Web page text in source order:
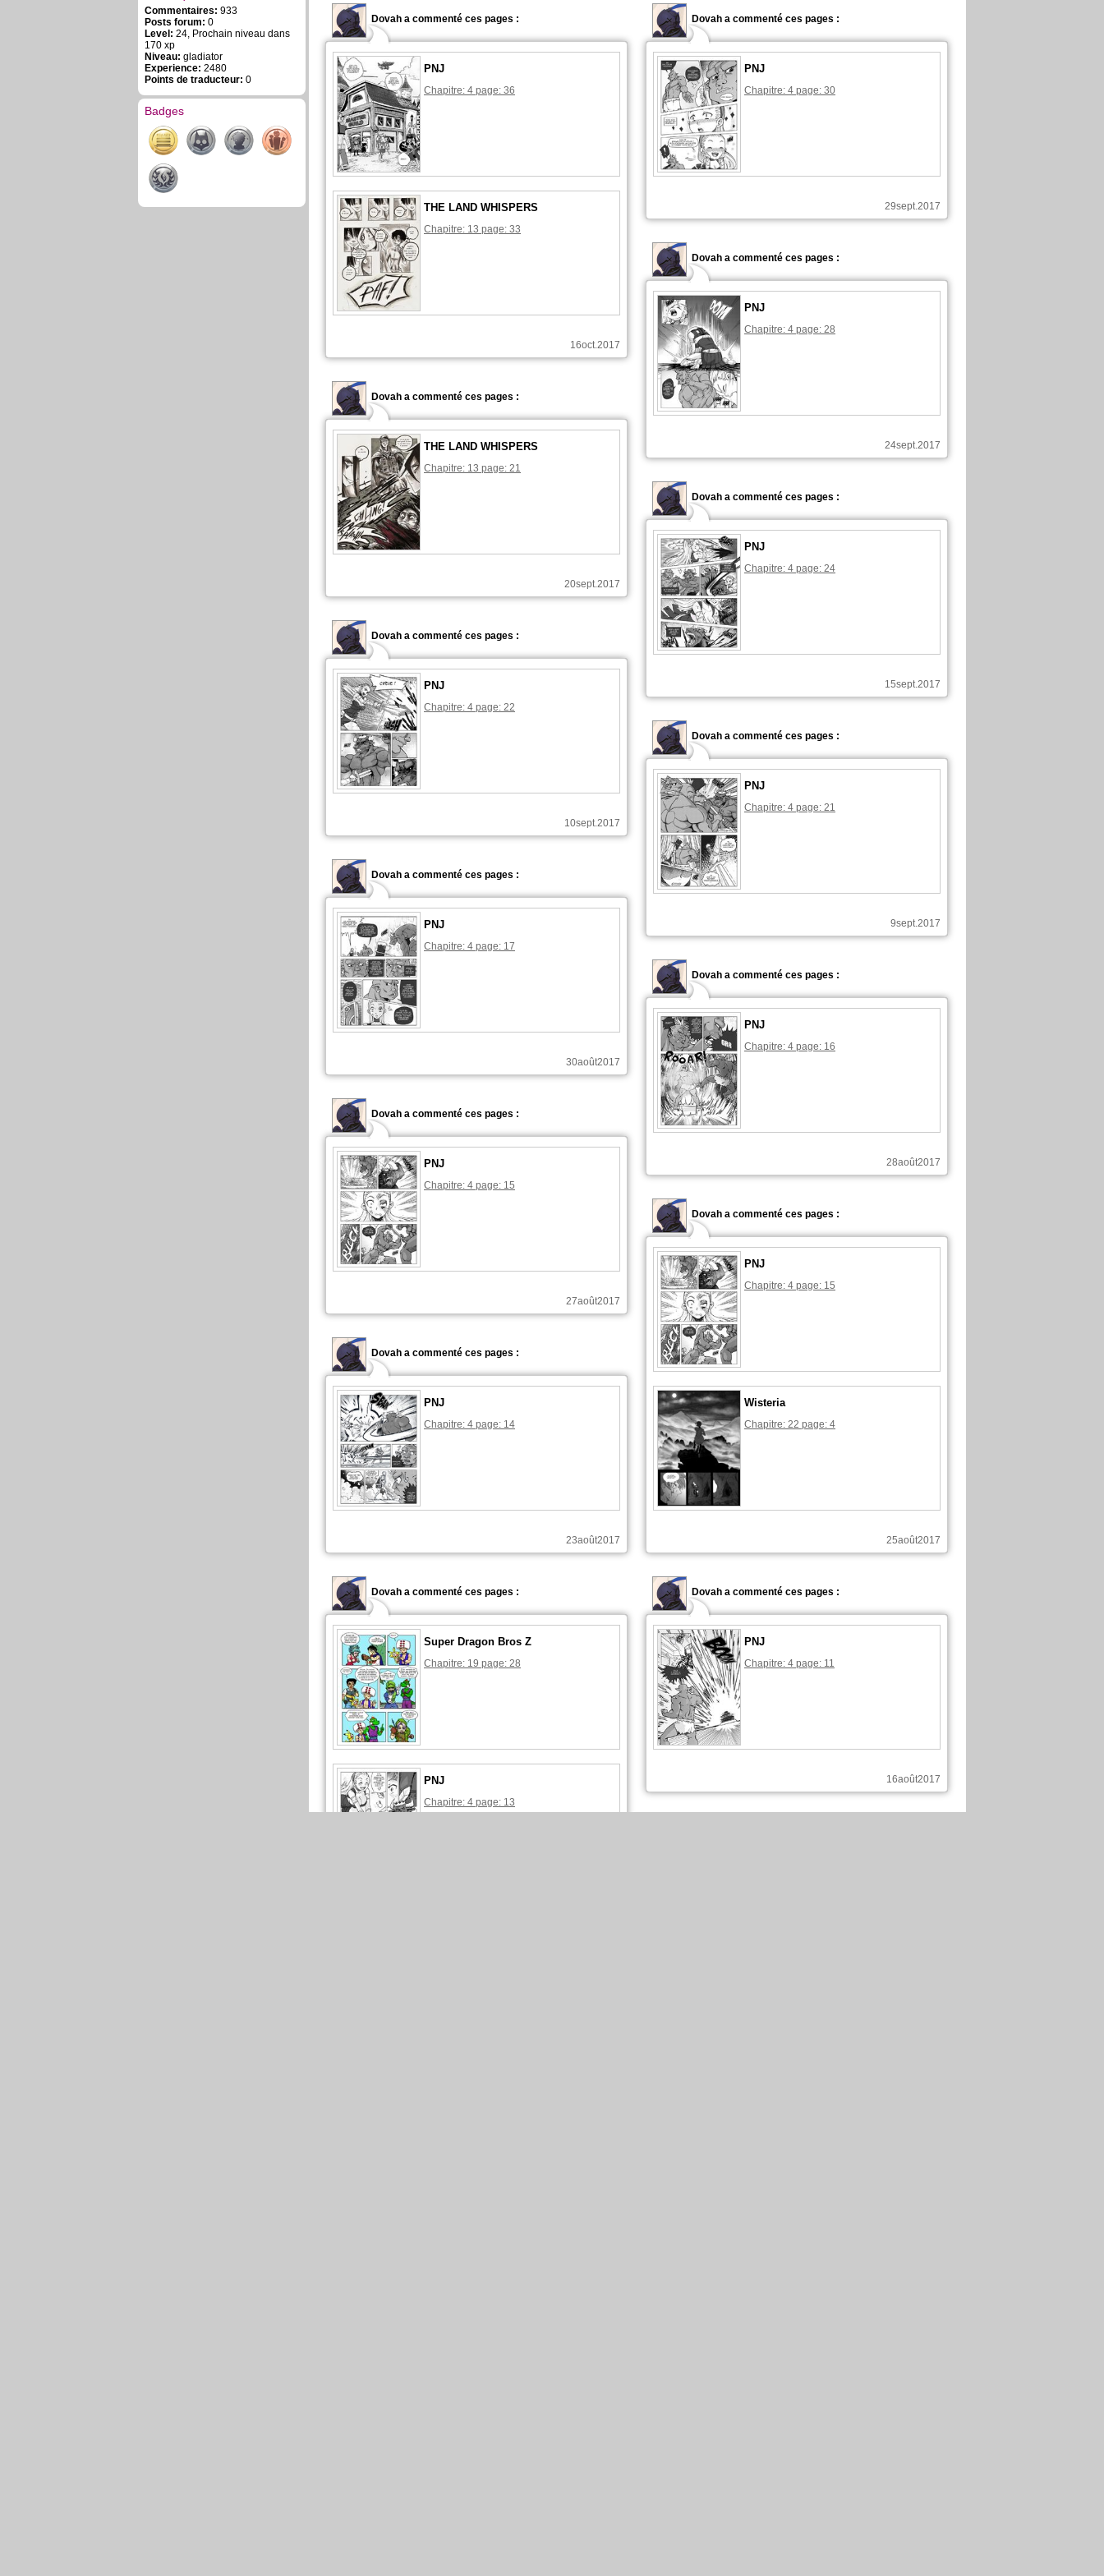
Commentaires: 933
Posts forum: 0
Level: 24, Prochain niveau dans
170 xp
Niveau: gladiator
Experience: 2480
Points de traducteur: 0
Badges
Dovah a commenté ces pages :
PNJ
Chapitre: 4 page: 36
THE LAND WHISPERS
Chapitre: 13 page: 33
16oct.2017
Dovah a commenté ces pages :
PNJ
Chapitre: 4 page: 30
29sept.2017
Dovah a commenté ces pages :
PNJ
Chapitre: 4 page: 28
24sept.2017
Dovah a commenté ces pages :
THE LAND WHISPERS
Chapitre: 13 page: 21
20sept.2017
Dovah a commenté ces pages :
PNJ
Chapitre: 4 page: 24
15sept.2017
Dovah a commenté ces pages :
PNJ
Chapitre: 4 page: 22
10sept.2017
Dovah a commenté ces pages :
PNJ
Chapitre: 4 page: 21
9sept.2017
Dovah a commenté ces pages :
PNJ
Chapitre: 4 page: 17
30août2017
Dovah a commenté ces pages :
PNJ
Chapitre: 4 page: 16
28août2017
Dovah a commenté ces pages :
PNJ
Chapitre: 4 page: 15
27août2017
Dovah a commenté ces pages :
PNJ
Chapitre: 4 page: 15
Wisteria
Chapitre: 22 page: 4
25août2017
Dovah a commenté ces pages :
PNJ
Chapitre: 4 page: 14
23août2017
Dovah a commenté ces pages :
Super Dragon Bros Z
Chapitre: 19 page: 28
PNJ
Chapitre: 4 page: 13
Dovah a commenté ces pages :
PNJ
Chapitre: 4 page: 11
16août2017